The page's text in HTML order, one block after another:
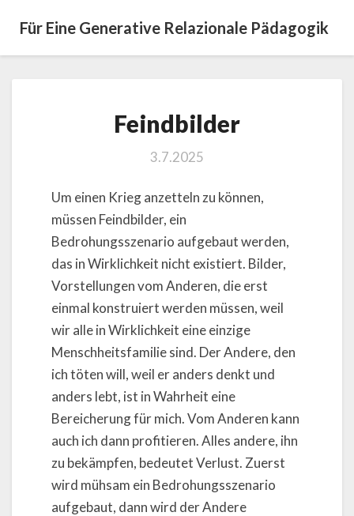
Für Eine Generative Relazionale Pädagogik
Feindbilder
3.7.2025
Um einen Krieg anzetteln zu können,
müssen Feindbilder, ein
Bedrohungsszenario aufgebaut werden,
das in Wirklichkeit nicht existiert. Bilder,
Vorstellungen vom Anderen, die erst
einmal konstruiert werden müssen, weil
wir alle in Wirklichkeit eine einzige
Menschheitsfamilie sind. Der Andere, den
ich töten will, weil er anders denkt und
anders lebt, ist in Wahrheit eine
Bereicherung für mich. Vom Anderen kann
auch ich dann profitieren. Alles andere, ihn
zu bekämpfen, bedeutet Verlust. Zuerst
wird mühsam ein Bedrohungsszenario
aufgebaut, dann wird der Andere